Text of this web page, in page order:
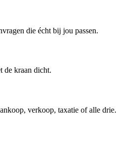
die écht bij jou passen.
de kraan dicht.
verkoop, taxatie of alle drie.